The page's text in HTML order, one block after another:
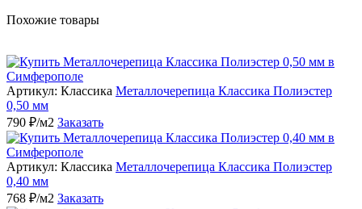
Похожие товары
Артикул: Классика Металлочерепица Классика Полиэстер
0,50 мм
790 ₽/м2 Заказать
Артикул: Классика Металлочерепица Классика Полиэстер
0,40 мм
768 ₽/м2 Заказать